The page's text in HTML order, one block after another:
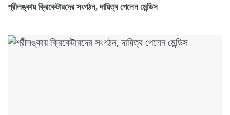
শ্রীলঙ্কায় ক্রিকেটারদের সংগঠন, দায়িত্ব পেলেন মেন্ডিস